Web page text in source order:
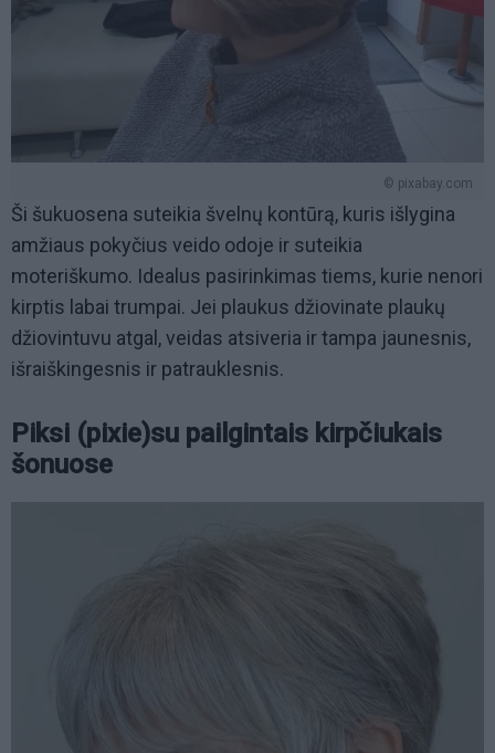
© pixabay.com
Ši šukuosena suteikia švelnų kontūrą, kuris išlygina
amžiaus pokyčius veido odoje ir suteikia
moteriškumo. Idealus pasirinkimas tiems, kurie nenori
kirptis labai trumpai. Jei plaukus džiovinate plaukų
džiovintuvu atgal, veidas atsiveria ir tampa jaunesnis,
išraiškingesnis ir patrauklesnis.
Piksi (pixie)su pailgintais kirpčiukais
šonuose